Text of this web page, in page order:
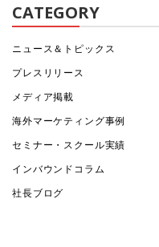
CATEGORY
ニュース＆トピックス
プレスリリース
メディア掲載
海外マーケティング事例
セミナー・スクール実績
インバウンドコラム
社長ブログ